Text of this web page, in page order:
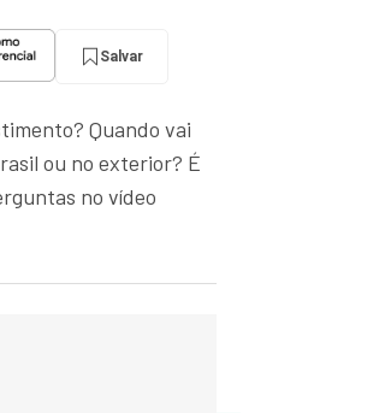
Salvar
Quando vai
ou no exterior? É
no vídeo